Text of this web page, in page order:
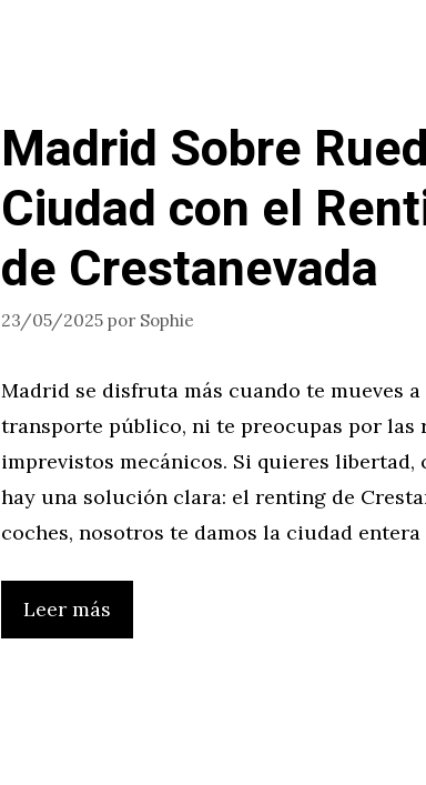
Madrid Sobre
Ciudad con el
de Crestanevada
23/05/2025 por Sophie
Madrid se disfruta más cuando te mueves
transporte público, ni te preocupas por
imprevistos mecánicos. Si quieres
hay una solución clara: el renting de
coches, nosotros te damos la ciudad
Leer más